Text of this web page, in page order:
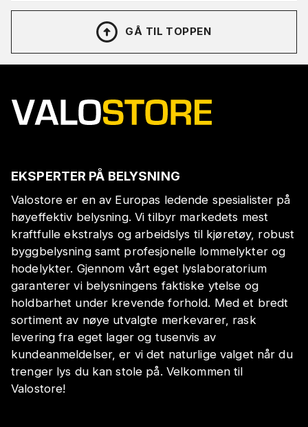
GÅ TIL TOPPEN
EKSPERTER PÅ BELYSNING
Valostore er en av Europas ledende spesialister på
høyeffektiv belysning. Vi tilbyr markedets mest
kraftfulle ekstralys og arbeidslys til kjøretøy, robust
byggbelysning samt profesjonelle lommelykter og
hodelykter. Gjennom vårt eget lyslaboratorium
garanterer vi belysningens faktiske ytelse og
holdbarhet under krevende forhold. Med et bredt
sortiment av nøye utvalgte merkevarer, rask
levering fra eget lager og tusenvis av
kundeanmeldelser, er vi det naturlige valget når du
trenger lys du kan stole på. Velkommen til
Valostore!